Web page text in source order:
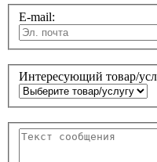
E-mail:
Интересующий товар/